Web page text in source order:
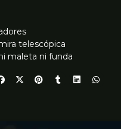
telescópica
maleta ni funda